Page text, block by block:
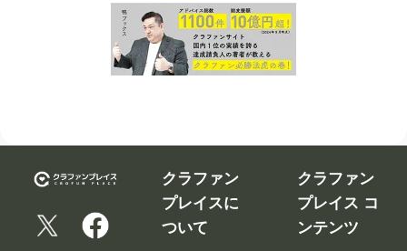
クラファン
プレイスに
ついて
クラファン
プレイス コ
ンテンツ